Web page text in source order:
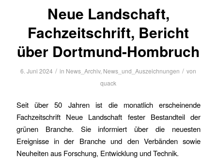
Neue Landschaft,
Fachzeitschrift, Bericht
über Dortmund-Hombruch
6. Juni 2024 / in News_Archiv, News_und_Auszeichnungen / von
quack
Seit über 50 Jahren ist die monatlich erscheinende
Fachzeitschrift Neue Landschaft fester Bestandteil der
grünen Branche. Sie informiert über die neuesten
Ereignisse in der Branche und den Verbänden sowie
Neuheiten aus Forschung, Entwicklung und Technik.